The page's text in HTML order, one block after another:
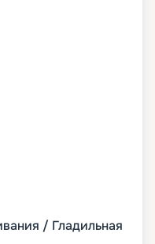
/ Гладильная